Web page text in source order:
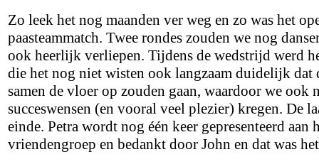
Zo leek het nog maanden ver weg en zo was het op
paasteammatch. Twee rondes zouden we nog
ook heerlijk verliepen. Tijdens de wedstrijd werd
die het nog niet wisten ook langzaam duidelijk dat
samen de vloer op zouden gaan, waardoor we ook
succeswensen (en vooral veel plezier) kregen. De
einde. Petra wordt nog één keer gepresenteerd
vriendengroep en bedankt door John en dat was